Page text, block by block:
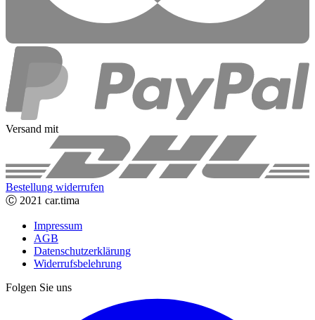
Versand mit
Bestellung widerrufen
Ⓒ 2021 car.tima
Impressum
AGB
Datenschutzerklärung
Widerrufsbelehrung
Folgen Sie uns